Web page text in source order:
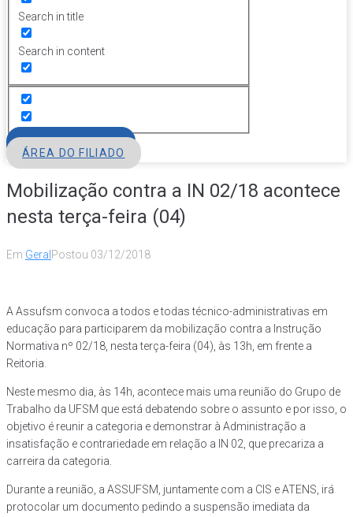
Search in title
Search in content
ÁREA DO FILIADO
Mobilização contra a IN 02/18 acontece
nesta terça-feira (04)
Em Geral Postou 03/12/2018
A Assufsm convoca a todos e todas técnico-administrativas em
educação para participarem da mobilização contra a Instrução
Normativa nº 02/18, nesta terça-feira (04), às 13h, em frente a
Reitoria.
Neste mesmo dia, às 14h, acontece mais uma reunião do Grupo de
Trabalho da UFSM que está debatendo sobre o assunto e por isso, o
objetivo é reunir a categoria e demonstrar à Administração a
insatisfação e contrariedade em relação a IN 02, que precariza a
carreira da categoria.
Durante a reunião, a ASSUFSM, juntamente com a CIS e ATENS, irá
protocolar um documento pedindo a suspensão imediata da